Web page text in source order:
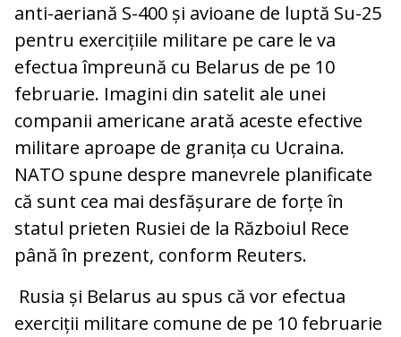
anti-aeriană S-400 și avioane de luptă Su-25
pentru exercițiile militare pe care le va
efectua împreună cu Belarus de pe 10
februarie. Imagini din satelit ale unei
companii americane arată aceste efective
militare aproape de granița cu Ucraina.
NATO spune despre manevrele planificate
că sunt cea mai desfășurare de forțe în
statul prieten Rusiei de la Războiul Rece
până în prezent, conform Reuters.
Rusia și Belarus au spus că vor efectua
exerciții militare comune de pe 10 februarie